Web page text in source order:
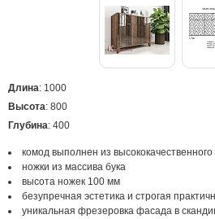
Длина: 1000
Высота: 800
Глубина: 400
комод выполнен из
ножки из массива бука
высота ножек 100 мм
безупречная эстетика и строгая
уникальная фрезеровка фасада в